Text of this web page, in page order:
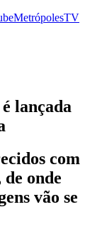
MetrópolesTV
lançada
com
onde
vão se